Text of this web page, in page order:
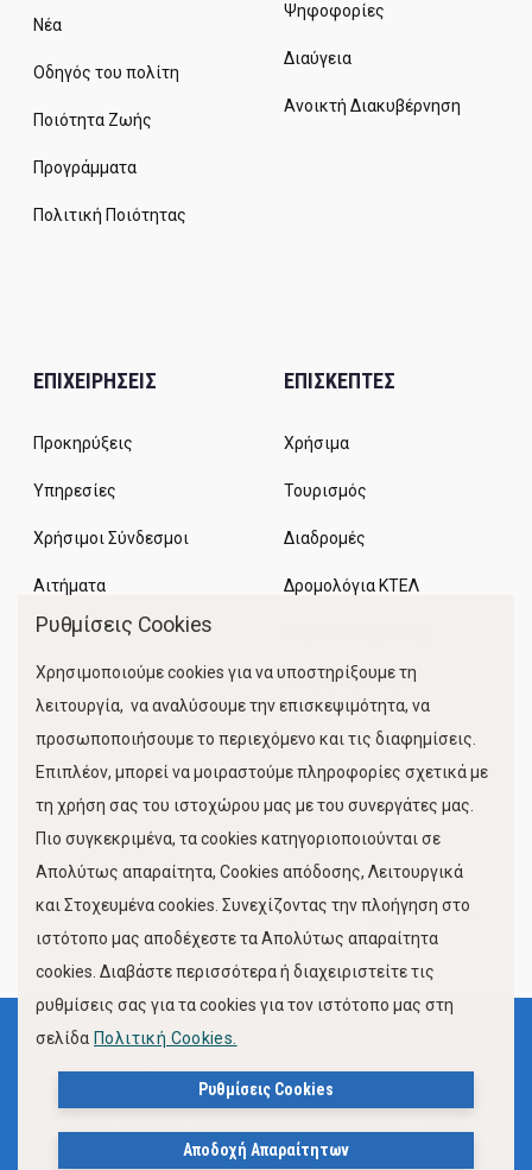
Νέα
Οδηγός του πολίτη
Ποιότητα Ζωής
Προγράμματα
Πολιτική Ποιότητας
Ψηφοφορίες
Διαύγεια
Ανοικτή Διακυβέρνηση
ΕΠΙΧΕΙΡΗΣΕΙΣ
Προκηρύξεις
Υπηρεσίες
Χρήσιμοι Σύνδεσμοι
Αιτήματα
ΕΠΙΣΚΕΠΤΕΣ
Χρήσιμα
Τουρισμός
Διαδρομές
Δρομολόγια ΚΤΕΛ
Κίνηση Λιμένος
FOLLOW US
Όροι Χρήσης
Πολιτική Προστασίας Προσωπικών Δεδομένων
Πολιτική Cookies
Ρυθμίσεις Cookies
Χρησιμοποιούμε cookies για να υποστηρίξουμε τη
λειτουργία, να αναλύσουμε την επισκεψιμότητα, να
προσωποποιήσουμε το περιεχόμενο και τις διαφημίσεις.
Επιπλέον, μπορεί να μοιραστούμε πληροφορίες σχετικά με
τη χρήση σας του ιστοχώρου μας με του συνεργάτες μας.
Πιο συγκεκριμένα, τα cookies κατηγοριοποιούνται σε
Απολύτως απαραίτητα, Cookies απόδοσης, Λειτουργικά
και Στοχευμένα cookies. Συνεχίζοντας την πλοήγηση στο
ιστότοπο μας αποδέχεστε τα Απολύτως απαραίτητα
cookies. Διαβάστε περισσότερα ή διαχειριστείτε τις
ρυθμίσεις σας για τα cookies για τον ιστότοπο μας στη
σελίδα Πολιτική Cookies.
Ρυθμίσεις Cookies
Αποδοχή Απαραίτητων